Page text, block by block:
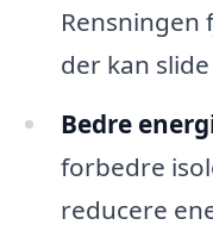
Rensningen
der kan
Bedre
forbedre
reducere